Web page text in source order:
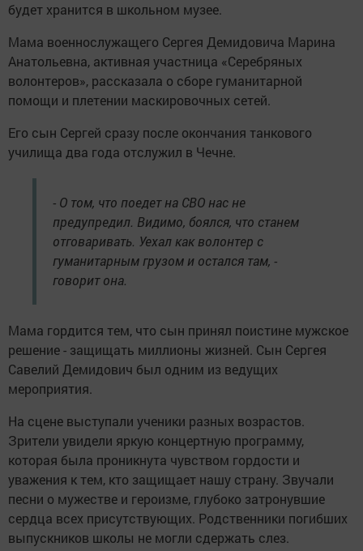
будет хранится в школьном музее.
Мама военнослужащего Сергея Демидовича Марина
Анатольевна, активная участница «Серебряных
волонтеров», рассказала о сборе гуманитарной
помощи и плетении маскировочных сетей.
Его сын Сергей сразу после окончания танкового
училища два года отслужил в Чечне.
- О том, что поедет на СВО нас не
предупредил. Видимо, боялся, что станем
отговаривать. Уехал как волонтер с
гуманитарным грузом и остался там, -
говорит она.
Мама гордится тем, что сын принял поистине мужское
решение - защищать миллионы жизней. Сын Сергея
Савелий Демидович был одним из ведущих
мероприятия.
На сцене выступали ученики разных возрастов.
Зрители увидели яркую концертную программу,
которая была проникнута чувством гордости и
уважения к тем, кто защищает нашу страну. Звучали
песни о мужестве и героизме, глубоко затронувшие
сердца всех присутствующих. Родственники погибших
выпускников школы не могли сдержать слез.